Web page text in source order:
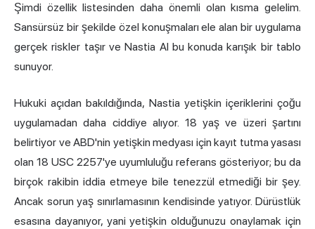
Şimdi özellik listesinden daha önemli olan kısma gelelim.
Sansürsüz bir şekilde özel konuşmaları ele alan bir uygulama
gerçek riskler taşır ve Nastia AI bu konuda karışık bir tablo
sunuyor.
Hukuki açıdan bakıldığında, Nastia yetişkin içeriklerini çoğu
uygulamadan daha ciddiye alıyor. 18 yaş ve üzeri şartını
belirtiyor ve ABD'nin yetişkin medyası için kayıt tutma yasası
olan 18 USC 2257'ye uyumluluğu referans gösteriyor; bu da
birçok rakibin iddia etmeye bile tenezzül etmediği bir şey.
Ancak sorun yaş sınırlamasının kendisinde yatıyor. Dürüstlük
esasına dayanıyor, yani yetişkin olduğunuzu onaylamak için